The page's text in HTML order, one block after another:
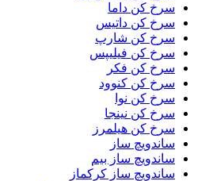
سرخ کن داما
سرخ کن داتیس
سرخ کن شارپ
سرخ کن فیلیپس
سرخ کن فکر
سرخ کن کنوود
سرخ کن نوا
سرخ کن نینجا
سرخ کن هیلمرز
ساندویچ ساز
ساندویچ ساز بیم
ساندویچ ساز کرکماز